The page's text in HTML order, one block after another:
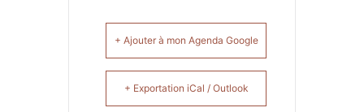
+ Ajouter à mon Agenda Google
+ Exportation iCal / Outlook